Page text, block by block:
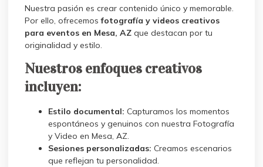
Nuestra pasión es crear contenido único y memorable.
Por ello, ofrecemosfotografía y videos creativos
para eventos en Mesa, AZ que destacan por tu
originalidad y estilo.
Nuestros enfoques creativos
incluyen:
Estilo documental: Capturamos los momentos
espontáneos y genuinos con nuestra Fotografía
y Video en Mesa, AZ.
Sesiones personalizadas: Creamos escenarios
que reflejan tu personalidad.